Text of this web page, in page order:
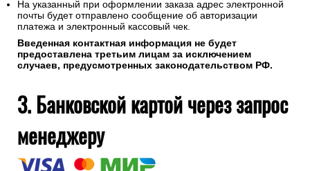
На указанный при оформлении заказа адрес электронной
почты будет отправлено сообщение об авторизации
платежа и электронный кассовый чек.
Введенная контактная информация не будет
предоставлена третьим лицам за исключением
случаев, предусмотренных законодательством РФ.
3. Банковской картой через запрос
менеджеру